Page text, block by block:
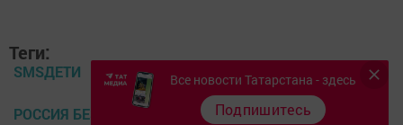
Теги:
SMSДЕТИ
РОССИЯ БЕЗ ТАБАКА
Все новости Татарстана - здесь
Подпишитесь